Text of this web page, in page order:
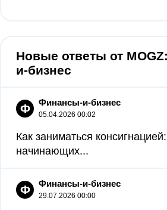
Новые ответы от
и-бизнес
Ф Финансы-и-бизнес
05.04.2026 00:02
Как заниматься
начинающих...
Ф Финансы-и-бизнес
29.07.2026 00:00